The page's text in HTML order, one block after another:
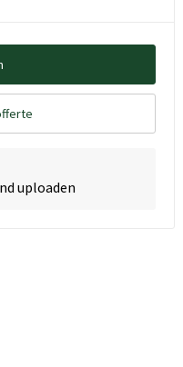
uploaden